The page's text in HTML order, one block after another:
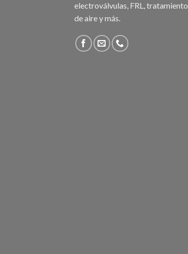
electroválvulas, FRL, tratamiento
de aire y más.